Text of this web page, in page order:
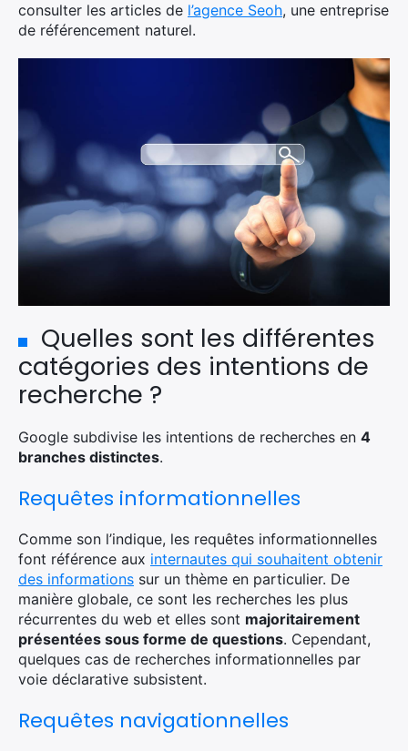
consulter les articles de l’agence Seoh, une entreprise
de référencement naturel.
Quelles sont les différentes
catégories des intentions de
recherche ?
Google subdivise les intentions de recherches en 4
branches distinctes.
Requêtes informationnelles
Comme son l’indique, les requêtes informationnelles
font référence aux internautes qui souhaitent obtenir
des informations sur un thème en particulier. De
manière globale, ce sont les recherches les plus
récurrentes du web et elles sont majoritairement
présentées sous forme de questions. Cependant,
quelques cas de recherches informationnelles par
voie déclarative subsistent.
Requêtes navigationnelles
×
Rechercher
: